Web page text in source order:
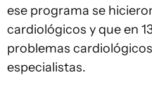
ese programa se
cardiológicos y que en
problemas
especialistas.